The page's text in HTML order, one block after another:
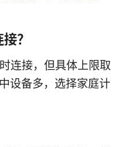
？
连接，但具体上限取
设备多，选择家庭计